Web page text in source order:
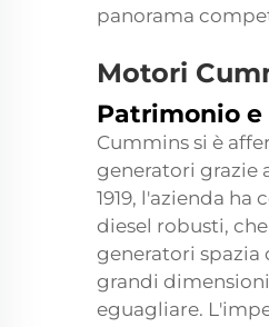
panorama
Motori
Patrimonio
Cummins si è
generatori grazie
1919, l'azienda
diesel robusti,
generatori
grandi
eguagliare.